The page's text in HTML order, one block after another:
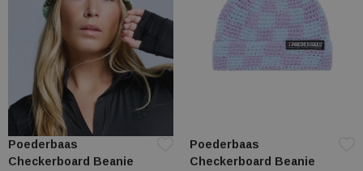
Poederbaas
Checkerboard Beanie
Poederbaas
Checkerboard Beanie